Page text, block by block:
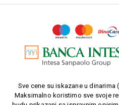
Sve cene su iskazane u dinarima
Maksimalno koristimo sve svoje